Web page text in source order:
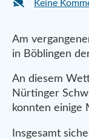
Keine
Am
in Böblingen
An diesem
Nürtinger
konnten einige
Insgesamt